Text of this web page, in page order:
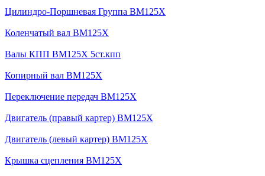
Цилиндро-Поршневая Группа BM125X
Коленчатый вал BM125X
Валы КПП BM125X 5ст.кпп
Копирный вал BM125X
Переключение передач BM125X
Двигатель (правый картер) BM125X
Двигатель (левый картер) BM125X
Крышка сцепления BM125X